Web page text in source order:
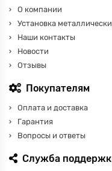
О компании
Установка
Наши контакты
Новости
Отзывы
Покупателям
Оплата и доставка
Гарантия
Вопросы и ответы
Служба